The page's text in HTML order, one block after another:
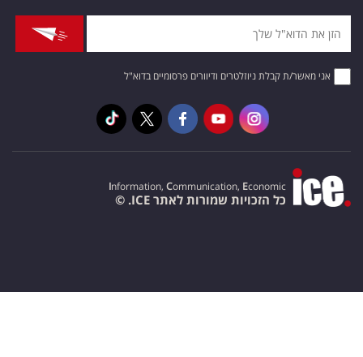
אני מאשר/ת קבלת ניוזלטרים ודיוורים פרסומיים בדוא"ל
Information, Communication, Economic
כל הזכויות שמורות לאתר ICE. ©